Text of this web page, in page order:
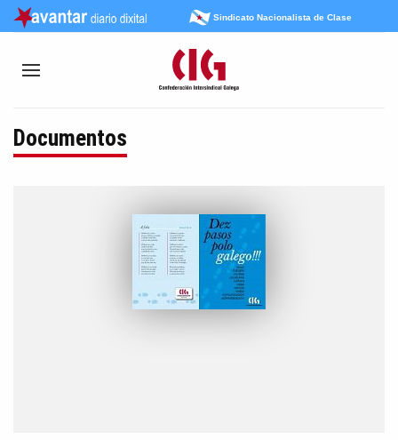
Sindicato Nacionalista de Clase
Documentos